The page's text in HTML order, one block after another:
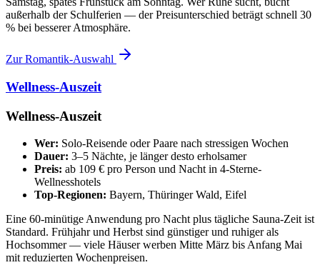
außerhalb der Schulferien — der Preisunterschied beträgt schnell 30
% bei besserer Atmosphäre.
Zur Romantik-Auswahl
Wellness-Auszeit
Wellness-Auszeit
Wer: Solo-Reisende oder Paare nach stressigen Wochen
Dauer: 3–5 Nächte, je länger desto erholsamer
Preis: ab 109 € pro Person und Nacht in 4-Sterne-
Wellnesshotels
Top-Regionen: Bayern, Thüringer Wald, Eifel
Eine 60-minütige Anwendung pro Nacht plus tägliche Sauna-Zeit ist
Standard. Frühjahr und Herbst sind günstiger und ruhiger als
Hochsommer — viele Häuser werben Mitte März bis Anfang Mai
mit reduzierten Wochenpreisen.